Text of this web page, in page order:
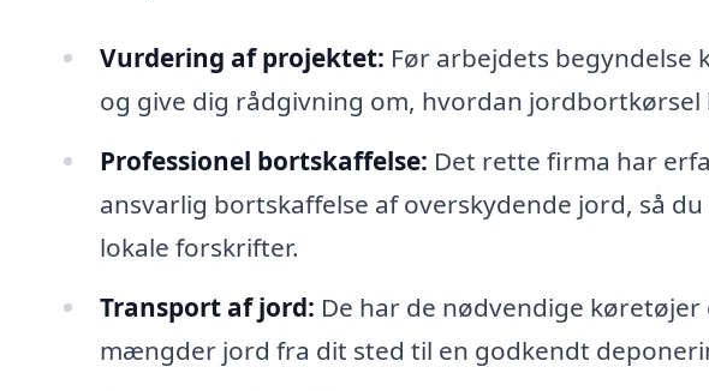
Vurdering af projektet: Før arbejdets begyndelse
og give dig rådgivning om, hvordan jordbortkørsel
Professionel bortskaffelse: Det rette firma har
ansvarlig bortskaffelse af overskydende jord, så
lokale forskrifter.
Transport af jord: De har de nødvendige
mængder jord fra dit sted til en godkendt